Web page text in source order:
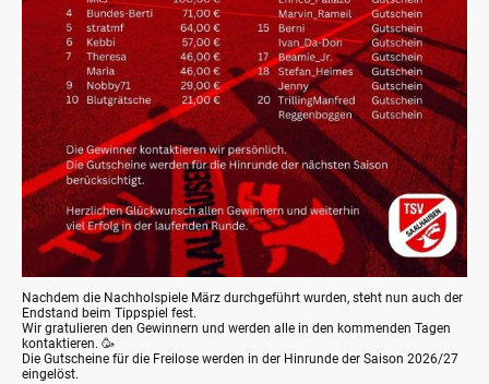
Nachdem die Nachholspiele März durchgeführt wurden, steht nun auch der
Endstand beim Tippspiel fest.
Wir gratulieren den Gewinnern und werden alle in den kommenden Tagen
kontaktieren. 🥳
Die Gutscheine für die Freilose werden in der Hinrunde der Saison 2026/27
eingelöst.